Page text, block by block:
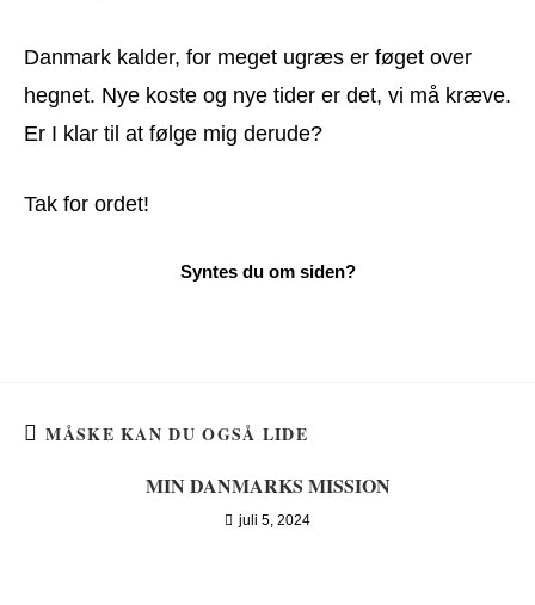
Danmark kalder, for meget ugræs er føget over
hegnet. Nye koste og nye tider er det, vi må kræve.
Er I klar til at følge mig derude?
Tak for ordet!
MÅSKE KAN DU OGSÅ LIDE
MIN DANMARKS MISSION
juli 5, 2024